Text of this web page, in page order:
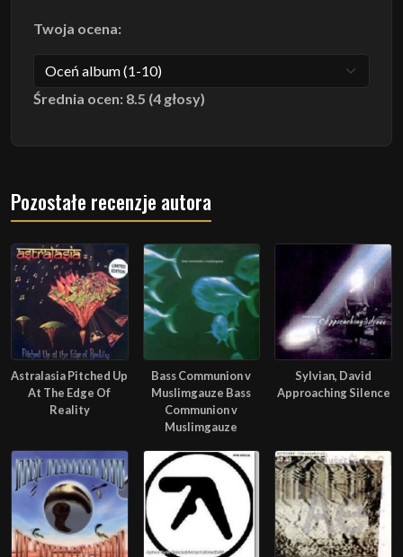
Twoja ocena:
Średnia ocen: 8.5 (4 głosy)
Pozostałe recenzje autora
Astralasia Pitched Up
At The Edge Of
Reality
Bass Communion v
Muslimgauze Bass
Communion v
Muslimgauze
Sylvian, David
Approaching Silence